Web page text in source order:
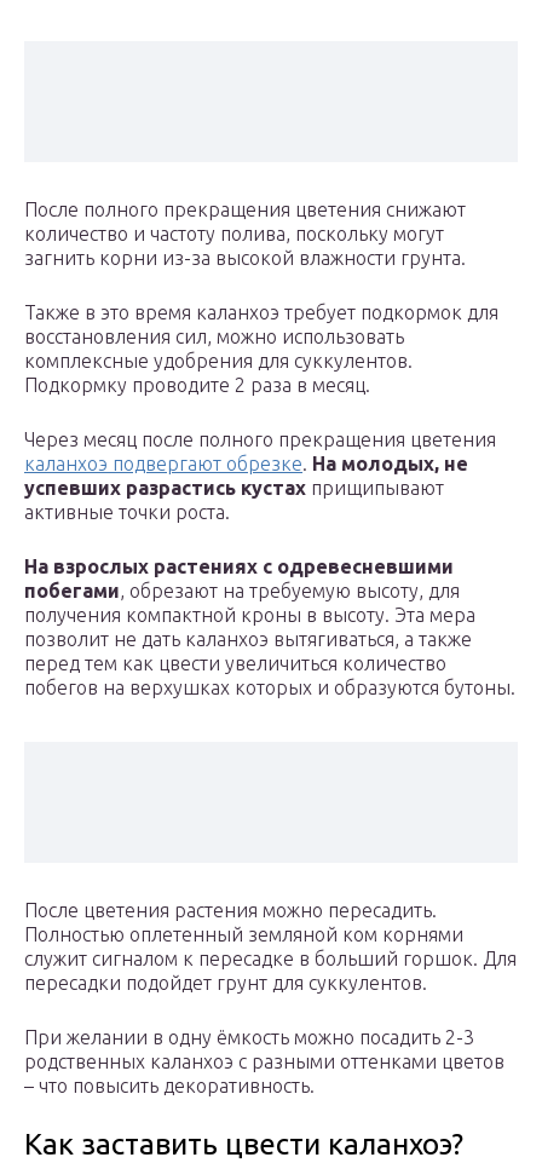
После полного прекращения цветения снижают
количество и частоту полива, поскольку могут
загнить корни из-за высокой влажности грунта.
Также в это время каланхоэ требует подкормок для
восстановления сил, можно использовать
комплексные удобрения для суккулентов.
Подкормку проводите 2 раза в месяц.
Через месяц после полного прекращения цветения
каланхоэ подвергают обрезке. На молодых, не
успевших разрастись кустах прищипывают
активные точки роста.
На взрослых растениях с одревесневшими
побегами, обрезают на требуемую высоту, для
получения компактной кроны в высоту. Эта мера
позволит не дать каланхоэ вытягиваться, а также
перед тем как цвести увеличиться количество
побегов на верхушках которых и образуются бутоны.
После цветения растения можно пересадить.
Полностью оплетенный земляной ком корнями
служит сигналом к пересадке в больший горшок. Для
пересадки подойдет грунт для суккулентов.
При желании в одну ёмкость можно посадить 2-3
родственных каланхоэ с разными оттенками цветов
– что повысить декоративность.
Как заставить цвести каланхоэ?